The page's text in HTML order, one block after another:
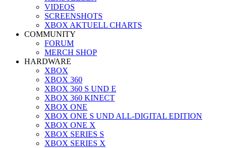
VIDEOS
SCREENSHOTS
XBOX AKTUELL CHARTS
COMMUNITY
FORUM
MERCH SHOP
HARDWARE
XBOX
XBOX 360
XBOX 360 S UND E
XBOX 360 KINECT
XBOX ONE
XBOX ONE S UND ALL-DIGITAL EDITION
XBOX ONE X
XBOX SERIES S
XBOX SERIES X